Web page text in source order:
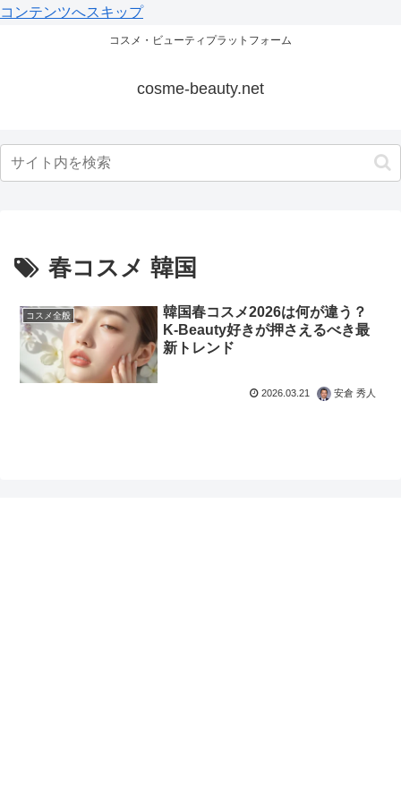
コンテンツへスキップ
コスメ・ビューティプラットフォーム
cosme-beauty.net
春コスメ 韓国
コスメ全般
韓国春コスメ2026は何が違う？
K-Beauty好きが押さえるべき最
新トレンド
2026.03.21 安倉 秀人